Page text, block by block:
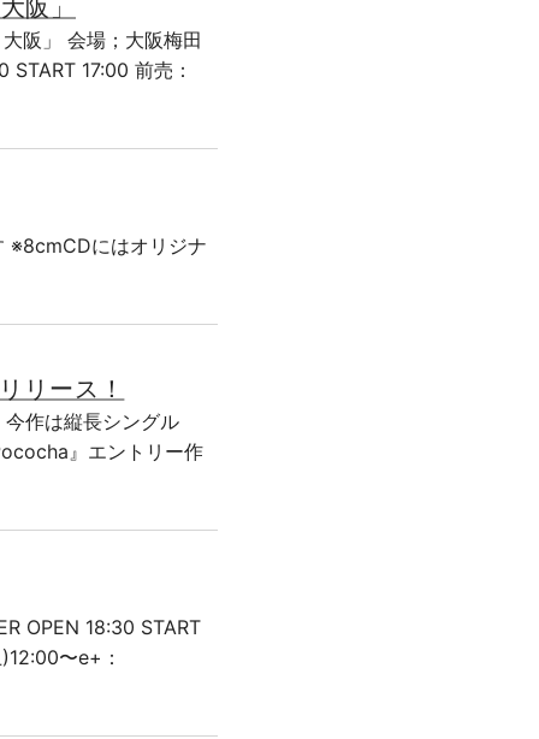
阪」
阪」 会場；大阪梅田
17:00 前売：
※8cmCDにはオリジナ
リース！
作は縦長シングル
』エントリー作
OPEN 18:30 START
〜e+：